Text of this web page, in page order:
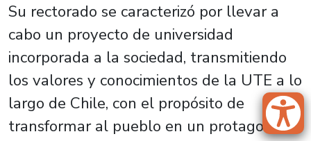
Su rectorado se caracterizó por llevar a
cabo un proyecto de universidad
incorporada a la sociedad, transmitiendo
los valores y conocimientos de la UTE a lo
largo de Chile, con el propósito de
transformar al pueblo en un protagonista